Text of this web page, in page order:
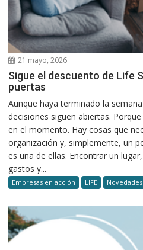
21 mayo, 2026
Sigue el descuento de Life
puertas
Aunque haya terminado la
decisiones siguen abiertas.
en el momento. Hay cosas que
organización y, simplemente, un
es una de ellas. Encontrar un
gastos y...
Empresas en acción LIFE